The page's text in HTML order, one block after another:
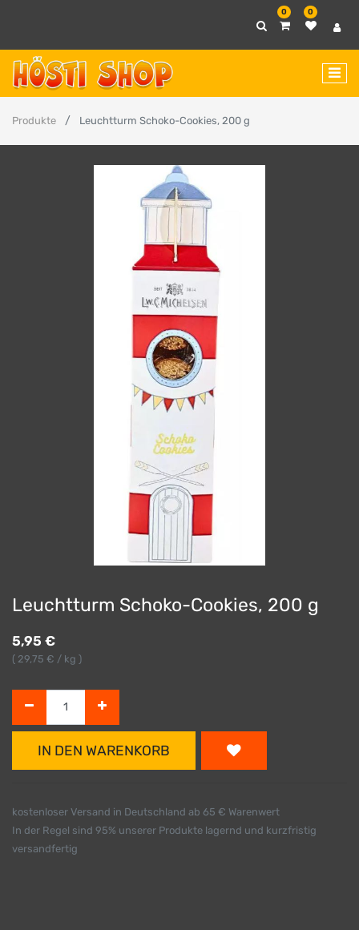
0 0
Produkte Leuchtturm Schoko-Cookies, 200 g
Leuchtturm Schoko-Cookies, 200 g
5,95 €
( 29,75 € / kg )
IN DEN WARENKORB
kostenloser Versand in Deutschland ab 65 € Warenwert
In der Regel sind 95% unserer Produkte lagernd und kurzfristig
versandfertig